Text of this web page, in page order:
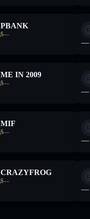
PBANK
$—
—
ME IN 2009
$—
—
MIF
$—
—
CRAZYFROG
$—
—